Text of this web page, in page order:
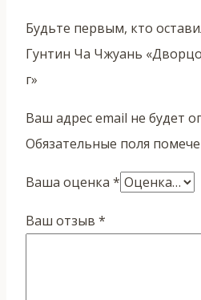
Будьте первым, кто
Гунтин Ча Чжуань
г»
Ваш адрес email не будет
Обязательные поля
Ваша оценка *
Ваш отзыв *